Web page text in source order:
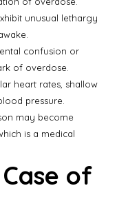
unusual lethargy
confusion or
of overdose.
heart rates, shallow
pressure.
may become
is a medical
of